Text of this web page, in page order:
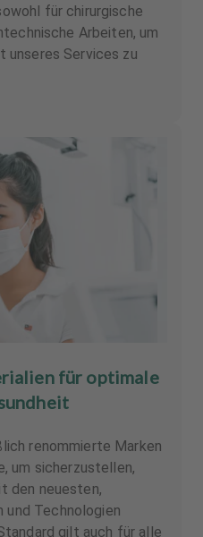
für chirurgische
Arbeiten, um
unseres Services zu
für optimale
renommierte Marken
um sicherzustellen,
den neuesten,
und Technologien
gilt auch für alle